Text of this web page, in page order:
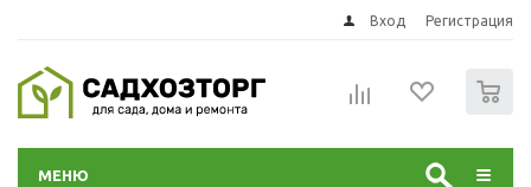
Вход Регистрация
МЕНЮ